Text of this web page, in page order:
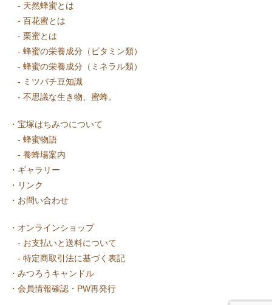
- 天然蜂蜜とは
- 百花蜜とは
- 栗蜜とは
- 蜂蜜の栄養成分（ビタミン類）
- 蜂蜜の栄養成分（ミネラル類）
- ミツバチ豆知識
- 不思議な生き物、蜜蜂。
・ 宝塚はちみつについて
- 蜂蜜物語
- 養蜂場案内
・ ギャラリー
・ リンク
・ お問い合わせ
・ オンラインショップ
- お支払いと送料について
- 特定商取引法に基づく表記
・ みつろうキャンドル
・ 会員情報確認・PW再発行